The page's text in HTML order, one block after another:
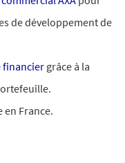
de développement de
financier grâce à la
en France.